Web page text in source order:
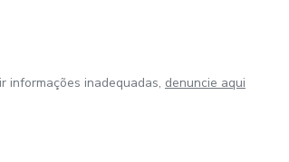
informações inadequadas, denuncie aqui